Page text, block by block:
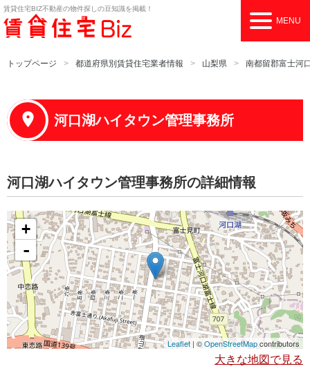
賃貸住宅BIZ不動産の物件探しの豆知識を掲載！
MENU
トップページ 都道府県別賃貸住宅業者情報 山梨県 南都留郡富士河
河口湖ハイタウン管理事務所
河口湖ハイタウン管理事務所の詳細情報
+
-
Leaflet| ©OpenStreetMapcontributors
大きな地図で見る